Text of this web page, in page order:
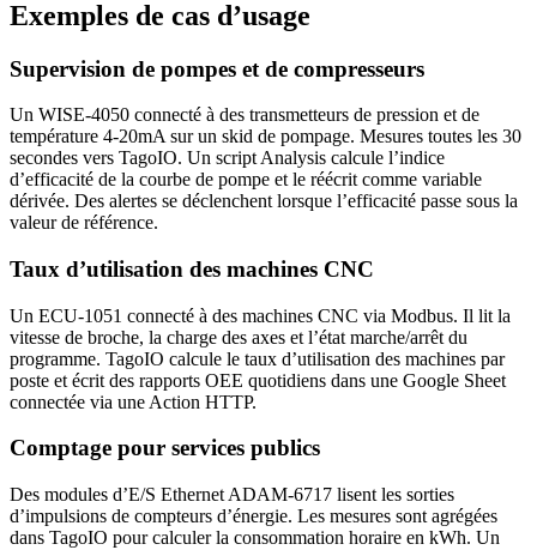
Exemples de cas d’usage
Supervision de pompes et de compresseurs
Un WISE-4050 connecté à des transmetteurs de pression et de
température 4-20mA sur un skid de pompage. Mesures toutes les 30
secondes vers TagoIO. Un script Analysis calcule l’indice
d’efficacité de la courbe de pompe et le réécrit comme variable
dérivée. Des alertes se déclenchent lorsque l’efficacité passe sous la
valeur de référence.
Taux d’utilisation des machines CNC
Un ECU-1051 connecté à des machines CNC via Modbus. Il lit la
vitesse de broche, la charge des axes et l’état marche/arrêt du
programme. TagoIO calcule le taux d’utilisation des machines par
poste et écrit des rapports OEE quotidiens dans une Google Sheet
connectée via une Action HTTP.
Comptage pour services publics
Des modules d’E/S Ethernet ADAM-6717 lisent les sorties
d’impulsions de compteurs d’énergie. Les mesures sont agrégées
dans TagoIO pour calculer la consommation horaire en kWh. Un